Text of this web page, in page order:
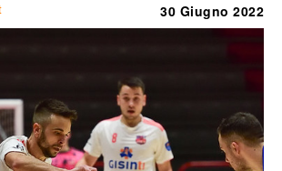
30 Giugno 2022